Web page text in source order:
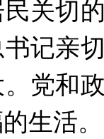
关切
记亲
党和
生活。